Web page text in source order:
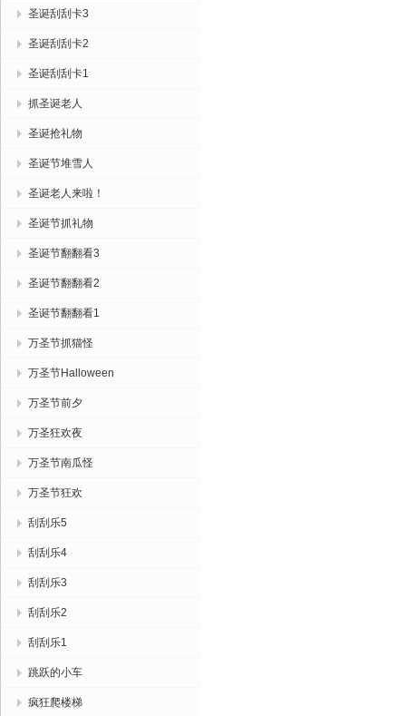
圣诞刮刮卡3
圣诞刮刮卡2
圣诞刮刮卡1
抓圣诞老人
圣诞抢礼物
圣诞节堆雪人
圣诞老人来啦！
圣诞节抓礼物
圣诞节翻翻看3
圣诞节翻翻看2
圣诞节翻翻看1
万圣节抓猫怪
万圣节Halloween
万圣节前夕
万圣狂欢夜
万圣节南瓜怪
万圣节狂欢
刮刮乐5
刮刮乐4
刮刮乐3
刮刮乐2
刮刮乐1
跳跃的小车
疯狂爬楼梯